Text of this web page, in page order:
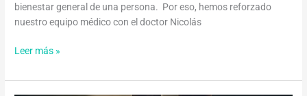
bienestar general de una persona. Por eso, hemos reforzado
nuestro equipo médico con el doctor Nicolás
Leer más »